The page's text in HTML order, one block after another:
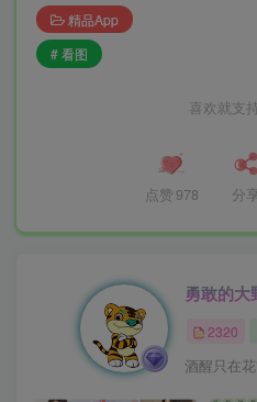
精品App
# 看图
喜欢就支
点赞 978 分
勇敢的大
2320
酒醒只在